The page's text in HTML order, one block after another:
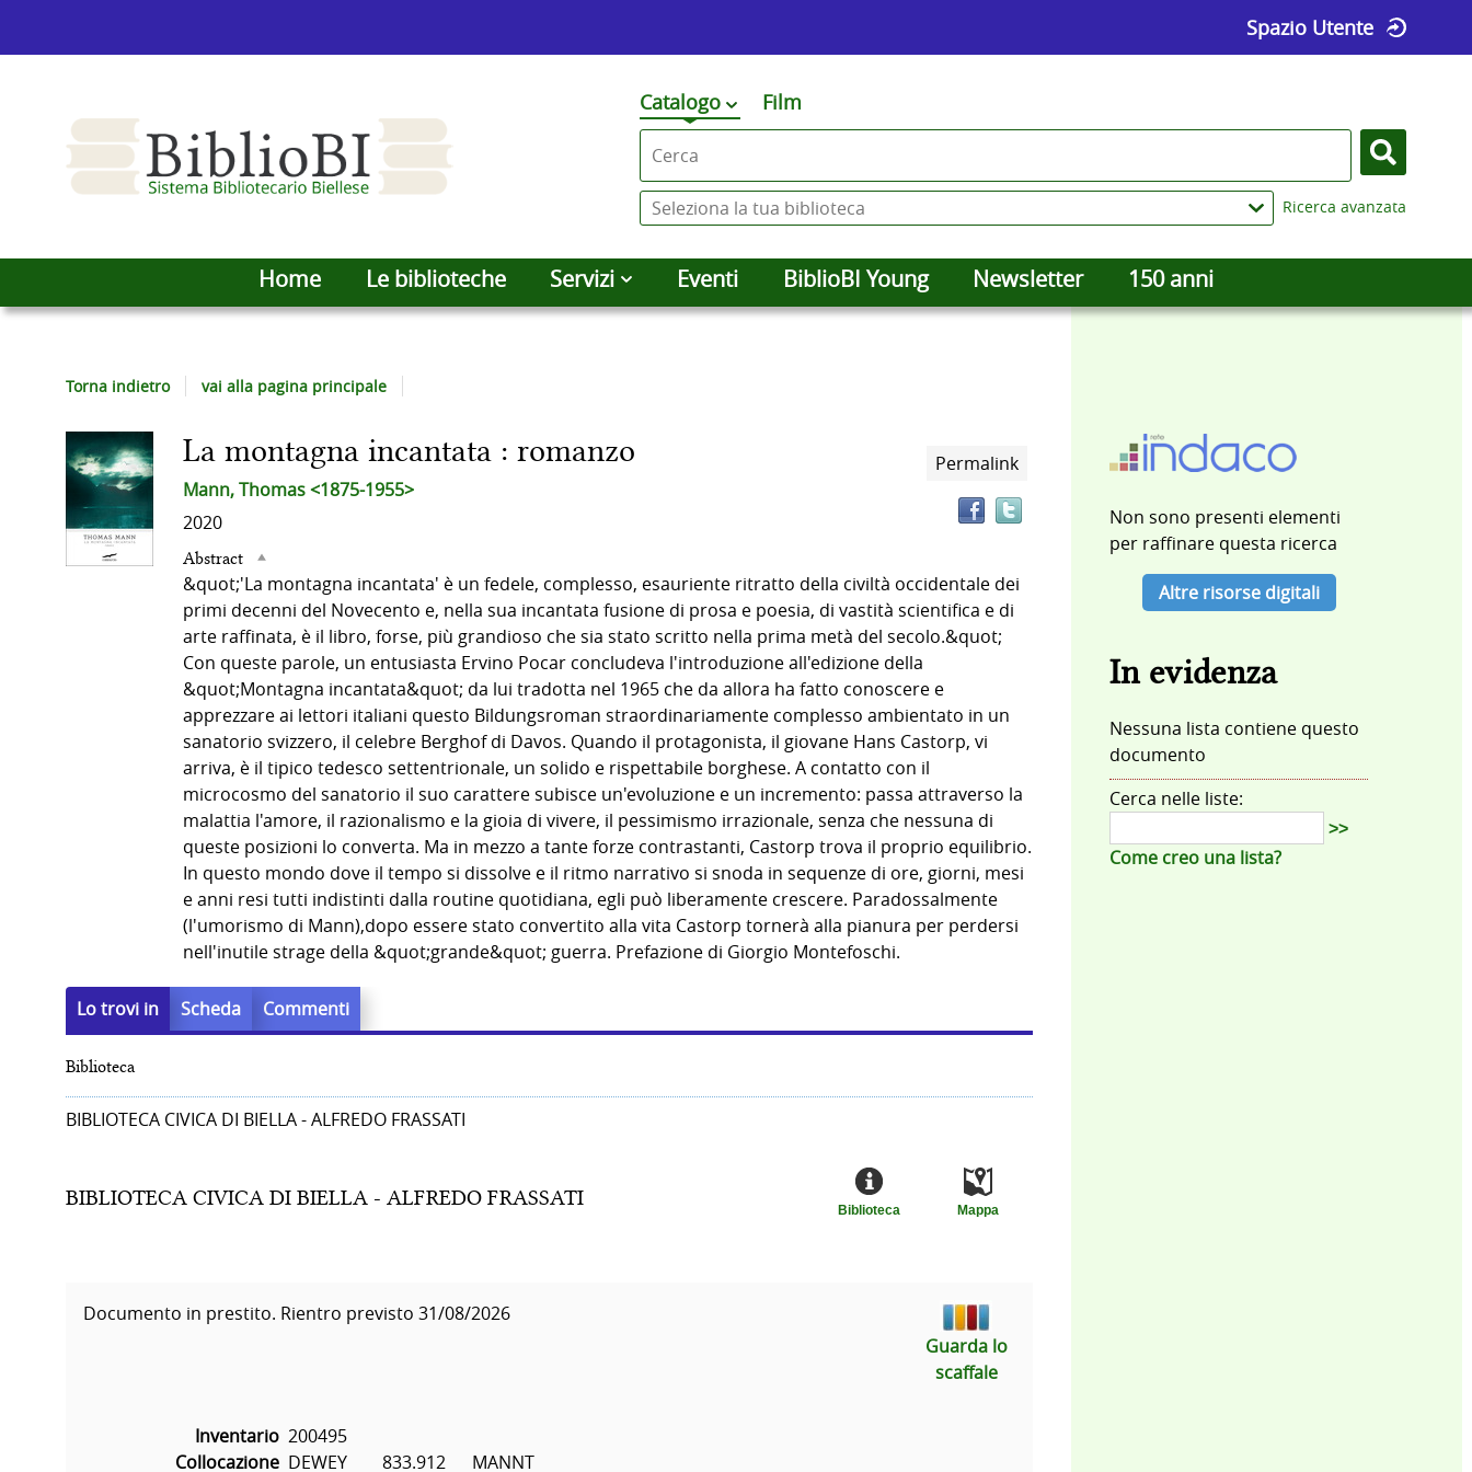
Spazio Utente
Premi
qui
per
vedere
altri
ricerca
Catalogo
cambia Film
Seleziona
la
tua
biblioteca
Cerca
Ricerca avanzata
Home Le biblioteche Servizi Eventi BiblioBI Young Newsletter 150 anni
Torna indietro vai alla pagina principale
Dettaglio
del
documento
Permalink
La montagna incantata : romanzo
Mann, Thomas <1875-1955>
2020
Abstract
&quot;'La montagna incantata' è un fedele, complesso, esauriente ritratto della civiltà occidentale dei
primi decenni del Novecento e, nella sua incantata fusione di prosa e poesia, di vastità scientifica e di
arte raffinata, è il libro, forse, più grandioso che sia stato scritto nella prima metà del secolo.&quot;
Con queste parole, un entusiasta Ervino Pocar concludeva l'introduzione all'edizione della
&quot;Montagna incantata&quot; da lui tradotta nel 1965 che da allora ha fatto conoscere e
apprezzare ai lettori italiani questo Bildungsroman straordinariamente complesso ambientato in un
sanatorio svizzero, il celebre Berghof di Davos. Quando il protagonista, il giovane Hans Castorp, vi
arriva, è il tipico tedesco settentrionale, un solido e rispettabile borghese. A contatto con il
microcosmo del sanatorio il suo carattere subisce un'evoluzione e un incremento: passa attraverso la
malattia l'amore, il razionalismo e la gioia di vivere, il pessimismo irrazionale, senza che nessuna di
queste posizioni lo converta. Ma in mezzo a tante forze contrastanti, Castorp trova il proprio equilibrio.
In questo mondo dove il tempo si dissolve e il ritmo narrativo si snoda in sequenze di ore, giorni, mesi
e anni resi tutti indistinti dalla routine quotidiana, egli può liberamente crescere. Paradossalmente
(l'umorismo di Mann),dopo essere stato convertito alla vita Castorp tornerà alla pianura per perdersi
nell'inutile strage della &quot;grande&quot; guerra. Prefazione di Giorgio Montefoschi.
Lo trovi in Scheda Commenti
Biblioteca
BIBLIOTECA CIVICA DI BIELLA - ALFREDO FRASSATI
BIBLIOTECA CIVICA DI BIELLA - ALFREDO FRASSATI
Mappa
Biblioteca
Documento in prestito. Rientro previsto 31/08/2026
Inventario 200495
Collocazione DEWEY        833.912      MANNT
Guarda lo
scaffale
Non sono presenti elementi
per raffinare questa ricerca
Altre risorse digitali
In evidenza
Nessuna lista contiene questo
documento
Cerca nelle liste:
>>
Come creo una lista?